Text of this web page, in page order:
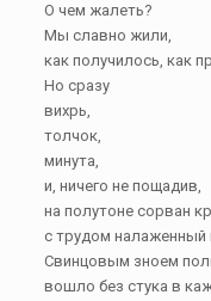
О чем жалеть?
Мы славно жили,
как получилось, как
Но сразу
вихрь,
толчок,
минута,
и, ничего не пощадив,
на полутоне сорван
с трудом налаженный
Свинцовым зноем
вошло без стука в